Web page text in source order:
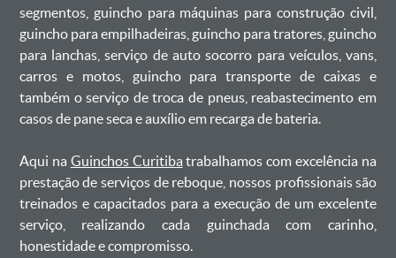
segmentos, guincho para máquinas para construção civil,
guincho para empilhadeiras, guincho para tratores, guincho
para lanchas, serviço de auto socorro para veículos, vans,
carros e motos, guincho para transporte de caixas e
também o serviço de troca de pneus, reabastecimento em
casos de pane seca e auxílio em recarga de bateria. ㅤㅤ
Aqui na Guinchos Curitiba trabalhamos com excelência na
prestação de serviços de reboque, nossos profissionais são
treinados e capacitados para a execução de um excelente
serviço, realizando cada guinchada com carinho,
honestidade e compromisso.